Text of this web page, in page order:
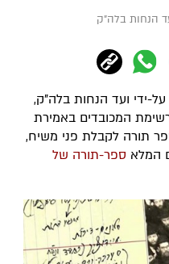
הנחות בלה"ק
ידי ועד הנחות בלה"ק,
המכובדים באמירת
תורה לקבלת פני משיח,
המלא ספר-תורה של